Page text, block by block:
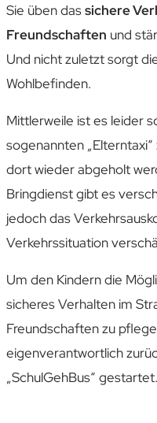
Sie üben dassichere
Freundschaften und
Und nicht zuletzt sorgt
Wohlbefinden.
Mittlerweile ist es leider
sogenannten
dort wieder abgeholt
Bringdienst gibt es
jedoch das
Verkehrssituation
Um den Kindern die
sicheres Verhalten im
Freundschaften zu
eigenverantwortlich
„SchulGehBus“ gestartet.